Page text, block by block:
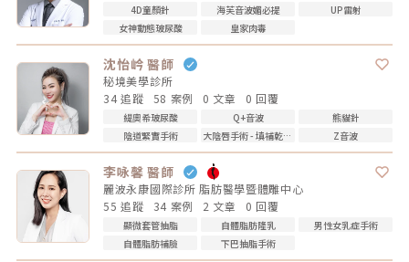
4D童顏針 海芙音波媚必提
UP雷射
女神動態玻尿酸
皇家肉毒
沈怡岒 醫師
秘境美學診所
34 追蹤
58 案例 0 文章 0 回覆
緹奧希玻尿酸 Q+音波
熊貓針
陰道緊實手術
大陰唇手術 - 填補乾扁皺摺 Z音波
李咏馨 醫師
麗波永康國際診所 脂肪醫學暨體雕中心
55 追蹤
34 案例 2 文章 0 回覆
顯微套管抽脂 自體脂肪隆乳
男性女乳症手術
自體脂肪補臉
下巴抽脂手術